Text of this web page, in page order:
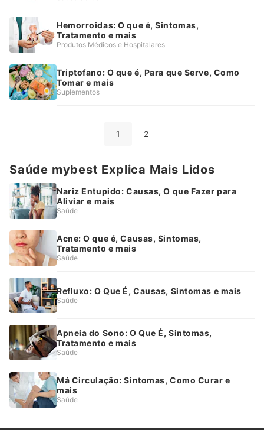
Hemorroidas: O que é, Sintomas,
Tratamento e mais
Produtos Médicos e Hospitalares
Triptofano: O que é, Para que Serve, Como
Tomar e mais
Suplementos
1 2
Saúde mybest Explica Mais Lidos
Nariz Entupido: Causas, O que Fazer para
Aliviar e mais
Saúde
Acne: O que é, Causas, Sintomas,
Tratamento e mais
Saúde
Refluxo: O Que É, Causas, Sintomas e mais
Saúde
Apneia do Sono: O Que É, Sintomas,
Tratamento e mais
Saúde
Má Circulação: Sintomas, Como Curar e
mais
Saúde